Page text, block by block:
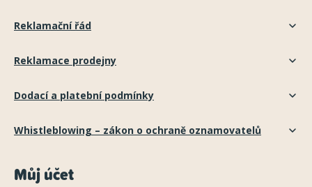
Reklamační řád
Reklamace prodejny
Dodací a platební podmínky
Whistleblowing – zákon o ochraně oznamovatelů
Můj účet